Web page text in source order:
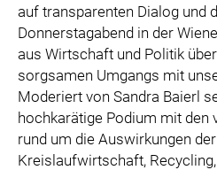
auf transparenten Dialog und
Donnerstagabend in der
aus Wirtschaft und Politik
sorgsamen Umgangs mit
Moderiert von Sandra Baierl
hochkarätige Podium mit den
rund um die Auswirkungen
Kreislaufwirtschaft,